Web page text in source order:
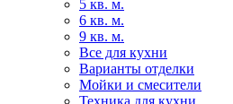
5 кв. м.
6 кв. м.
9 кв. м.
Все для кухни
Варианты отделки
Мойки и смесители
Техника для кухни